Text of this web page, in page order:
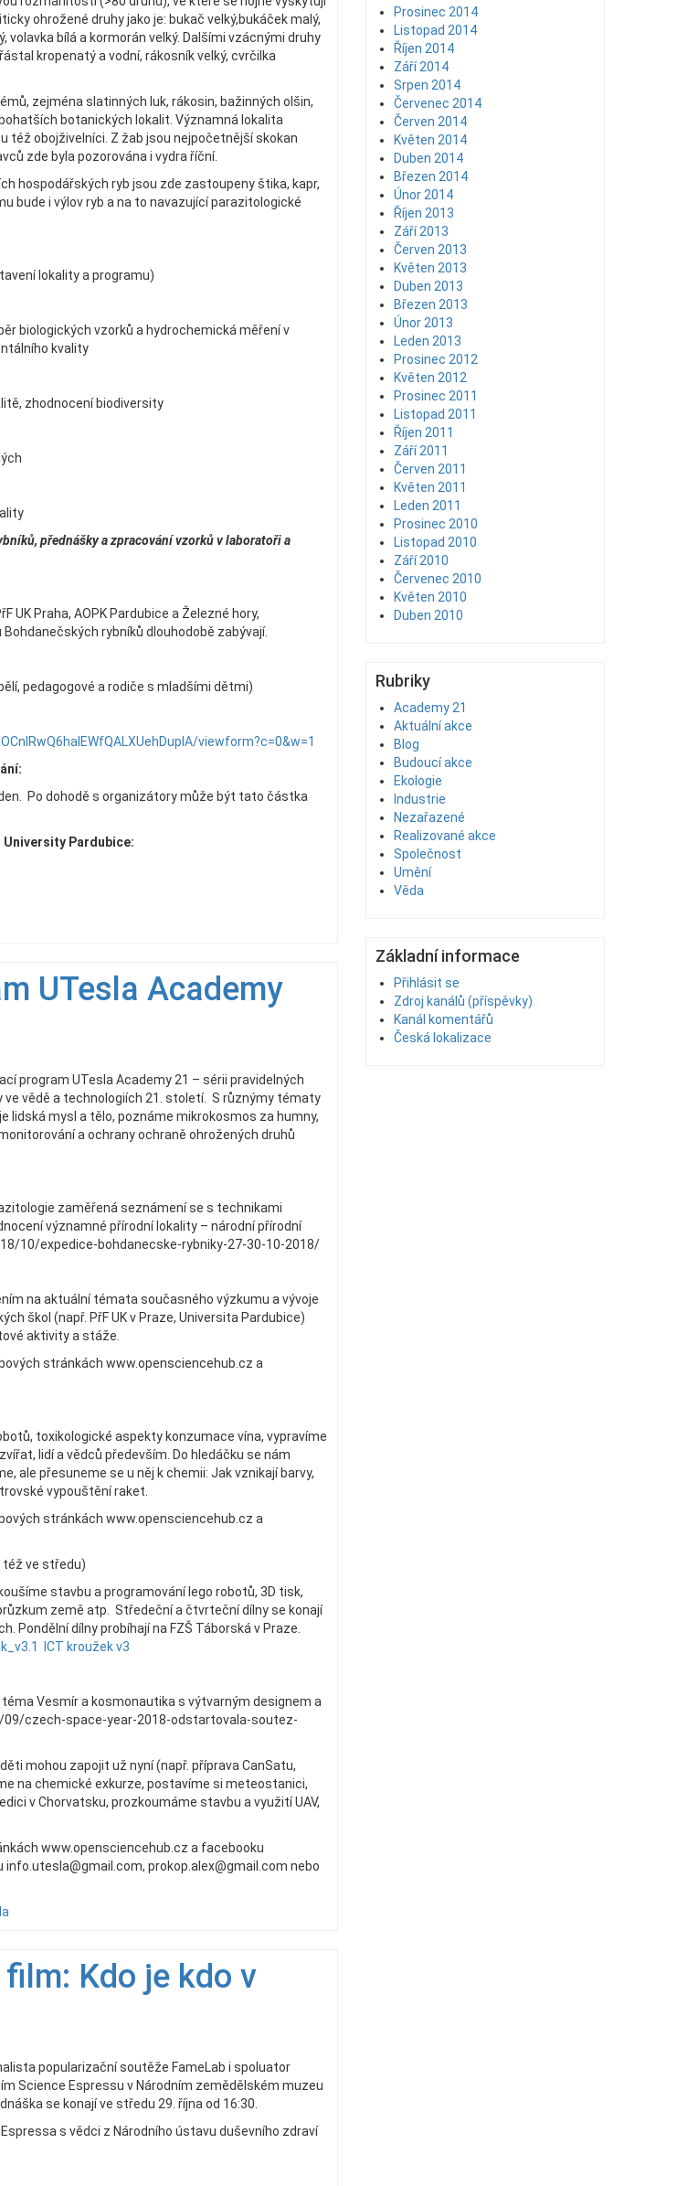
ohrožené druhy jako je: bukač velký,bukáček malý,
bílá a kormorán velký. Dalšími vzácnými druhy
kropenatý a vodní, rákosník velký, cvrčilka
zejména slatinných luk, rákosin, bažinných olšin,
botanických lokalit. Významná lokalita
obojživelníci. Z žab jsou nejpočetnější skokan
zde byla pozorována i vydra říční.
hospodářských ryb jsou zde zastoupeny štika, kapr,
bude i výlov ryb a na to navazující parazitologické
lokality a programu)
biologických vzorků a hydrochemická měření v
kvality
zhodnocení biodiversity
přednášky a zpracování vzorků v laboratoři a
Praha, AOPK Pardubice a Železné hory,
rybníků dlouhodobě zabývají.
pedagogové a rodiče s mladšími dětmi)
viewform?c=0&w=1
Po dohodě s organizátory může být tato částka
Pardubice:
UTesla Academy
program UTesla Academy 21 – sérii pravidelných
ve vědě a technologiích 21. století. S různýmy tématy
lidská mysl a tělo, poznáme mikrokosmos za humny,
a ochrany ochraně ohrožených druhů
zaměřená seznámení se s technikami
významné přírodní lokality – národní přírodní
10/expedice-bohdanecske-rybniky-27-30-10-2018/
na aktuální témata současného výzkumu a vývoje
škol (např. PřF UK v Praze, Universita Pardubice)
aktivity a stáže.
stránkách www.opensciencehub.cz a
toxikologické aspekty konzumace vína, vypravíme
lidí a vědců především. Do hledáčku se nám
ale přesuneme se u něj k chemii: Jak vznikají barvy,
vypouštění raket.
stránkách www.opensciencehub.cz a
též ve středu)
stavbu a programování lego robotů, 3D tisk,
země atp. Středeční a čtvrteční dílny se konají
Pondělní dílny probíhají na FZŠ Táborská v Praze.
ICT kroužek v3
Vesmír a kosmonautika s výtvarným designem a
czech-space-year-2018-odstartovala-soutez-
mohou zapojit už nyní (např. příprava CanSatu,
na chemické exkurze, postavíme si meteostanici,
v Chorvatsku, prozkoumáme stavbu a využití UAV,
www.opensciencehub.cz a facebooku
prokop.alex@gmail.com nebo
Kdo je kdo v
popularizační soutěže FameLab i spoluator
Science Espressu v Národním zemědělském muzeu
se konají ve středu 29. října od 16:30.
s vědci z Národního ústavu duševního zdraví
Prosinec 2014
Listopad 2014
Říjen 2014
Září 2014
Srpen 2014
Červenec 2014
Červen 2014
Květen 2014
Duben 2014
Březen 2014
Únor 2014
Říjen 2013
Září 2013
Červen 2013
Květen 2013
Duben 2013
Březen 2013
Únor 2013
Leden 2013
Prosinec 2012
Květen 2012
Prosinec 2011
Listopad 2011
Říjen 2011
Září 2011
Červen 2011
Květen 2011
Leden 2011
Prosinec 2010
Listopad 2010
Září 2010
Červenec 2010
Květen 2010
Duben 2010
Rubriky
Academy 21
Aktuální akce
Blog
Budoucí akce
Ekologie
Industrie
Nezařazené
Realizované akce
Společnost
Umění
Věda
Základní informace
Přihlásit se
Zdroj kanálů (příspěvky)
Kanál komentářů
Česká lokalizace